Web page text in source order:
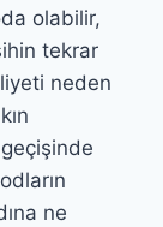
olabilir,
tekrar
neden
ne